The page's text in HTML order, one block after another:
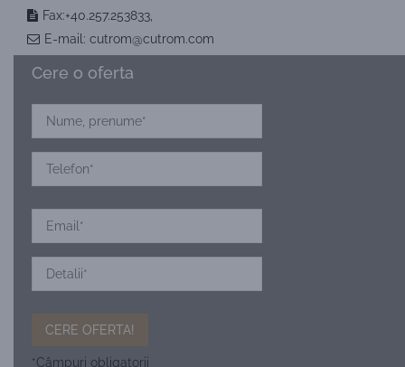
Fax:+40.257.253833,
E-mail: cutrom@cutrom.com
Cere o oferta
*Câmpuri obligatorii